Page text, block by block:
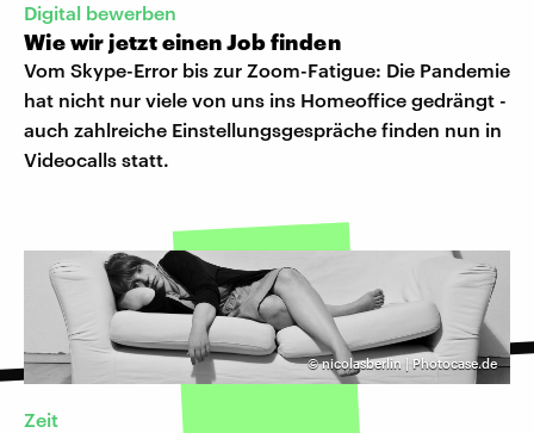
Digital bewerben
Wie wir jetzt einen Job finden
Vom Skype-Error bis zur Zoom-Fatigue: Die Pandemie
hat nicht nur viele von uns ins Homeoffice gedrängt -
auch zahlreiche Einstellungsgespräche finden nun in
Videocalls statt.
©nicolasberlin | Photocase.de
Zeit